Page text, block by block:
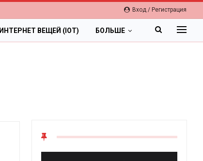
Вход / Регистрация
ИНТЕРНЕТ ВЕЩЕЙ (IOT) БОЛЬШЕ